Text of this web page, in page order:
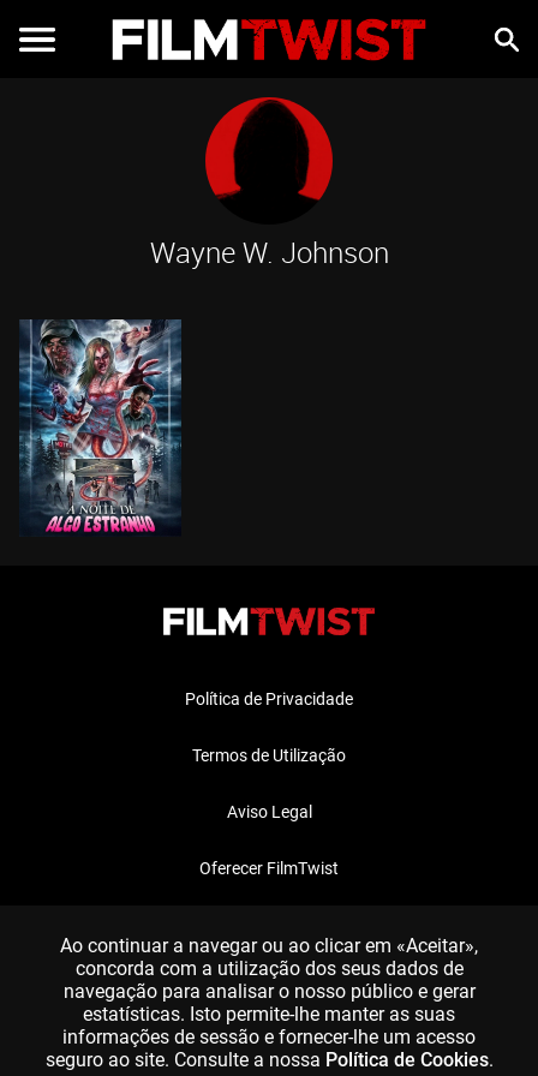
Wayne W. Johnson
Política de Privacidade
Termos de Utilização
Aviso Legal
Oferecer FilmTwist
Ao continuar a navegar ou ao clicar em «Aceitar»,
concorda com a utilização dos seus dados de
navegação para analisar o nosso público e gerar
estatísticas. Isto permite-lhe manter as suas
informações de sessão e fornecer-lhe um acesso
seguro ao site. Consulte a nossa Política de Cookies.